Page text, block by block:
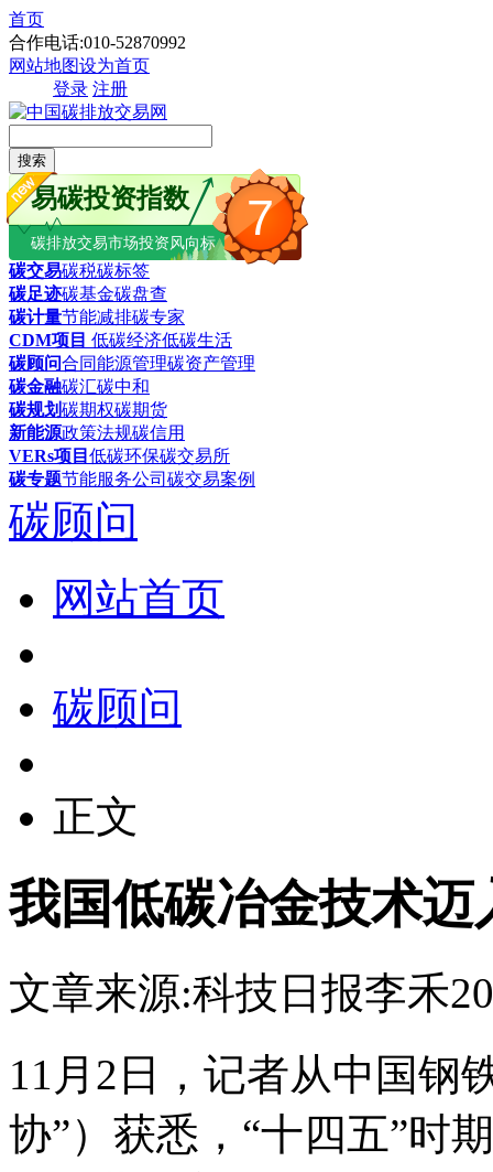
首页
合作电话:010-52870992
网站地图设为首页
登录 注册
搜索
7
易碳投资指数
碳排放交易市场投资风向标
碳交易碳税碳标签
碳足迹碳基金碳盘查
碳计量节能减排碳专家
CDM项目 低碳经济低碳生活
碳顾问合同能源管理碳资产管理
碳金融碳汇碳中和
碳规划碳期权碳期货
新能源政策法规碳信用
VERs项目 低碳环保碳交易所
碳专题节能服务公司 碳交易案例
碳顾问
网站首页
碳顾问
正文
我国低碳冶金技术
文章来源:科技日报李禾
11月2日，记者从中国钢
协”）获悉，“十四五”时